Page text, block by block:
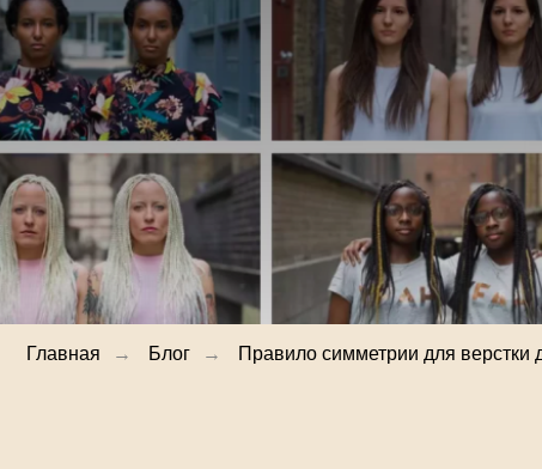
Главная → Блог → Правило симметрии для верстки